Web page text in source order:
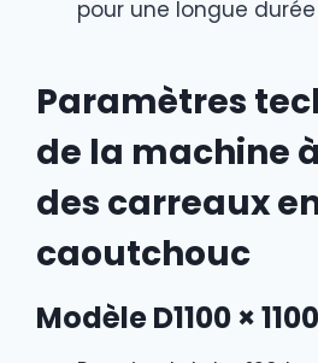
pour une longue
Paramètres
de la machine
des carreaux
caoutchouc
Modèle D1100 × 1100